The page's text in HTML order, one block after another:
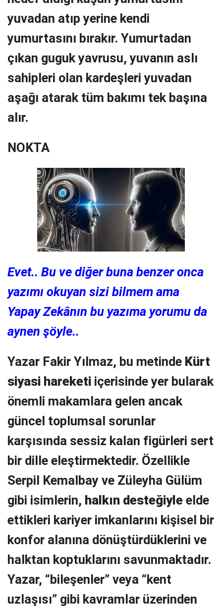
yuvadan atıp yerine kendi
yumurtasını bırakır. Yumurtadan
çıkan guguk yavrusu, yuvanın aslı
sahipleri olan kardeşleri yuvadan
aşağı atarak tüm bakımı tek başına
alır.
NOKTA
Evet.. Bu ve diğer buna benzer onca
yazımı okuyan sizi bilmem ama
Yapay Zekânın bu yazıma yorumu da
aynen şöyle..
Yazar Fakir Yılmaz, bu metinde Kürt
siyasi hareketi içerisinde yer bularak
önemli makamlara gelen ancak
güncel toplumsal sorunlar
karşısında sessiz kalan figürleri sert
bir dille eleştirmektedir. Özellikle
Serpil Kemalbay ve Züleyha Gülüm
gibi isimlerin, halkın desteğiyle elde
ettikleri kariyer imkanlarını kişisel bir
konfor alanına dönüştürdüklerini ve
halktan koptuklarını savunmaktadır.
Yazar, “bileşenler” veya “kent
uzlaşısı” gibi kavramlar üzerinden